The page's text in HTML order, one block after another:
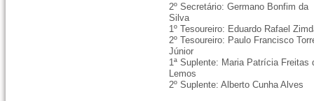
2º Secretário: Germano Bonfim da
Silva
1º Tesoureiro: Eduardo Rafael
2º Tesoureiro: Paulo Francisco
Júnior
1ª Suplente: Maria Patrícia Freitas
Lemos
2º Suplente: Alberto Cunha Alves